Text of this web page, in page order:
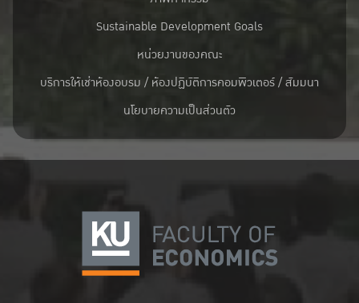
Sustainable Development Goals
หน่วยงานของคณะ
บริการให้เช่าห้องอบรม / ห้องปฏิบัติการคอมพิวเตอร์ / สัมมนา
นโยบายความเป็นส่วนตัว